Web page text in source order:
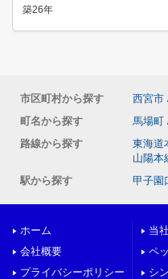
築26年
市区町村から探す 西宮市
町名から探す
馬場町
路線から探す
東海道
山陽本
駅から探す
甲子園
ホーム
会社概要
プライバシーポリシー
当
ペ
シ